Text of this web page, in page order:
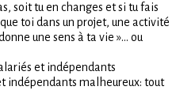
soit tu en changes et si tu fais
toi dans un projet, une activité
une sens à ta vie »… ou
et indépendants
indépendants malheureux: tout